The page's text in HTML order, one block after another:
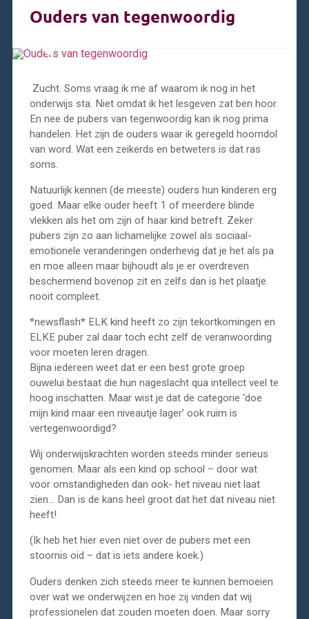
Ouders van tegenwoordig
Zucht. Soms vraag ik me af waarom ik nog in het
onderwijs sta. Niet omdat ik het lesgeven zat ben hoor.
En nee de pubers van tegenwoordig kan ik nog prima
handelen. Het zijn de ouders waar ik geregeld hoorndol
van word. Wat een zeikerds en betweters is dat ras
soms.
Natuurlijk kennen (de meeste) ouders hun kinderen erg
goed. Maar elke ouder heeft 1 of meerdere blinde
vlekken als het om zijn of haar kind betreft. Zeker
pubers zijn zo aan lichamelijke zowel als sociaal-
emotionele veranderingen onderhevig dat je het als pa
en moe alleen maar bijhoudt als je er overdreven
beschermend bovenop zit en zelfs dan is het plaatje
nooit compleet.
*newsflash* ELK kind heeft zo zijn tekortkomingen en
ELKE puber zal daar toch echt zelf de veranwoording
voor moeten leren dragen.
Bijna iedereen weet dat er een best grote groep
ouwelui bestaat die hun nageslacht qua intellect veel te
hoog inschatten. Maar wist je dat de categorie ‘doe
mijn kind maar een niveautje lager’ ook ruim is
vertegenwoordigd?
Wij onderwijskrachten worden steeds minder serieus
genomen. Maar als een kind op school – door wat
voor omstandigheden dan ook- het niveau niet laat
zien… Dan is de kans heel groot dat het dat niveau niet
heeft!
(Ik heb het hier even niet over de pubers met een
stoornis oid – dat is iets andere koek.)
Ouders denken zich steeds meer te kunnen bemoeien
over wat we onderwijzen en hoe zij vinden dat wij
professionelen dat zouden moeten doen. Maar sorry